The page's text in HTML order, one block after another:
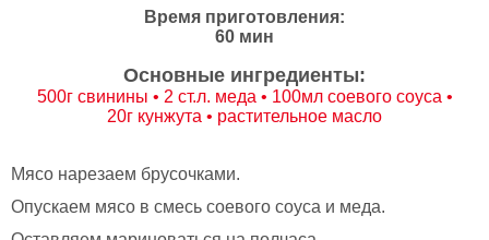
Время приготовления:
60 мин
Основные ингредиенты:
500г свинины • 2 ст.л. меда • 100мл соевого соуса •
20г кунжута • растительное масло
Мясо нарезаем брусочками.
Опускаем мясо в смесь соевого соуса и меда.